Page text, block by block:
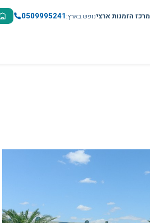
מרכז הזמנות ארצינופש בארץ 0509995241